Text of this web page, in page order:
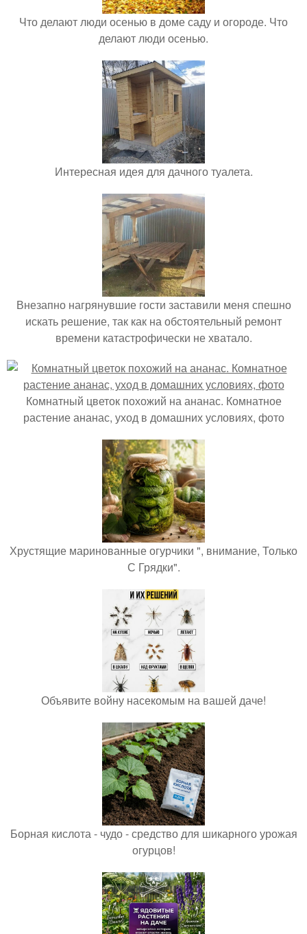
Что делают люди осенью в доме саду и огороде. Что
делают люди осенью.
Интересная идея для дачного туалета.
Внезапно нагрянувшие гости заставили меня спешно
искать решение, так как на обстоятельный ремонт
времени катастрофически не хватало.
Комнатный цветок похожий на ананас. Комнатное
растение ананас, уход в домашних условиях, фото
Хрустящие маринованные огурчики ", внимание, Только
С Грядки".
Объявите войну насекомым на вашей даче!
Борная кислота - чудо - средство для шикарного урожая
огурцов!